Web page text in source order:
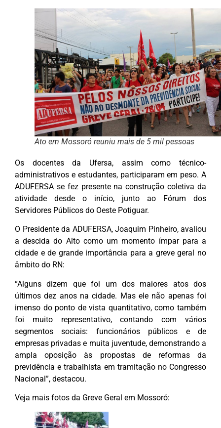
Ato em Mossoró reuniu mais de 5 mil pessoas
Os docentes da Ufersa, assim como técnico-
administrativos e estudantes, participaram em peso. A
ADUFERSA se fez presente na construção coletiva da
atividade desde o início, junto ao Fórum dos
Servidores Públicos do Oeste Potiguar.
O Presidente da ADUFERSA, Joaquim Pinheiro, avaliou
a descida do Alto como um momento ímpar para a
cidade e de grande importância para a greve geral no
âmbito do RN:
“Alguns dizem que foi um dos maiores atos dos
últimos dez anos na cidade. Mas ele não apenas foi
imenso do ponto de vista quantitativo, como também
foi muito representativo, contando com vários
segmentos sociais: funcionários públicos e de
empresas privadas e muita juventude, demonstrando a
ampla oposição às propostas de reformas da
previdência e trabalhista em tramitação no Congresso
Nacional”, destacou.
Veja mais fotos da Greve Geral em Mossoró: